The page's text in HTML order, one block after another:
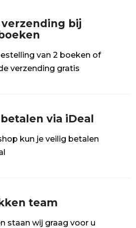
verzending bij
van 2 boeken of
verzending gratis
via iDeal
kun je veilig betalen
team
staan wij graag voor u